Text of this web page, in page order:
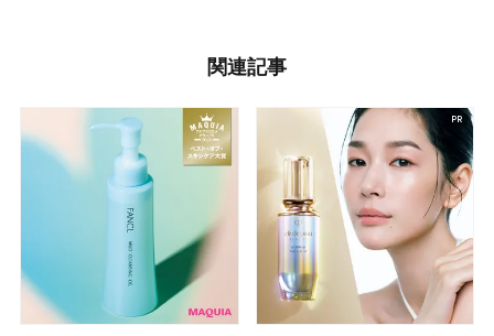
関連記事